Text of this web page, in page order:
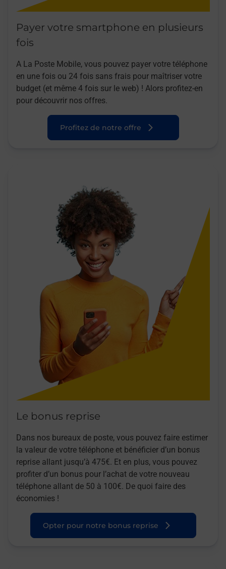
Payer votre smartphone en plusieurs
fois
A La Poste Mobile, vous pouvez payer votre téléphone
en une fois ou 24 fois sans frais pour maîtriser votre
budget (et même 4 fois sur le web) ! Alors profitez-en
pour découvrir nos offres.
Profitez de notre offre
Le bonus reprise
Dans nos bureaux de poste, vous pouvez faire estimer
la valeur de votre téléphone et bénéficier d’un bonus
reprise allant jusqu’à 475€. Et en plus, vous pouvez
profiter d’un bonus pour l’achat de votre nouveau
téléphone allant de 50 à 100€. De quoi faire des
économies !
Opter pour notre bonus reprise